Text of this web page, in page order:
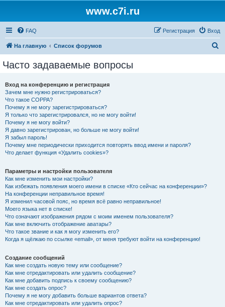
www.c7i.ru
FAQ Вход
Регистрация
На главную Список форумов
Часто задаваемые вопросы
Вход на конференцию и регистрация
Зачем мне нужно регистрироваться?
Что такое COPPA?
Почему я не могу зарегистрироваться?
Я только что зарегистрировался, но не могу войти!
Почему я не могу войти?
Я давно зарегистрирован, но больше не могу войти!
Я забыл пароль!
Почему мне периодически приходится повторять ввод имени и пароля?
Что делает функция «Удалить cookies»?
Параметры и настройки пользователя
Как мне изменить мои настройки?
Как избежать появления моего имени в списке «Кто сейчас на конференции»?
На конференции неправильное время!
Я изменил часовой пояс, но время всё равно неправильное!
Моего языка нет в списке!
Что означают изображения рядом с моим именем пользователя?
Как мне включить отображение аватары?
Что такое звание и как я могу изменить его?
Когда я щёлкаю по ссылке «email», от меня требуют войти на конференцию!
Создание сообщений
Как мне создать новую тему или сообщение?
Как мне отредактировать или удалить сообщение?
Как мне добавить подпись к своему сообщению?
Как мне создать опрос?
Почему я не могу добавить больше вариантов ответа?
Как мне отредактировать или удалить опрос?